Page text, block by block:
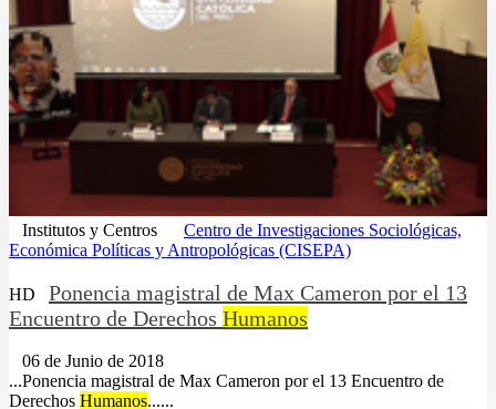
Institutos y Centros
Centro de Investigaciones Sociológicas,
Económica Políticas y Antropológicas (CISEPA)
HD
Ponencia magistral de Max Cameron por el 13
Encuentro de Derechos Humanos
06 de Junio de 2018
...Ponencia magistral de Max Cameron por el 13 Encuentro de
Derechos Humanos......